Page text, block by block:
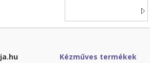
Kézműves termékek